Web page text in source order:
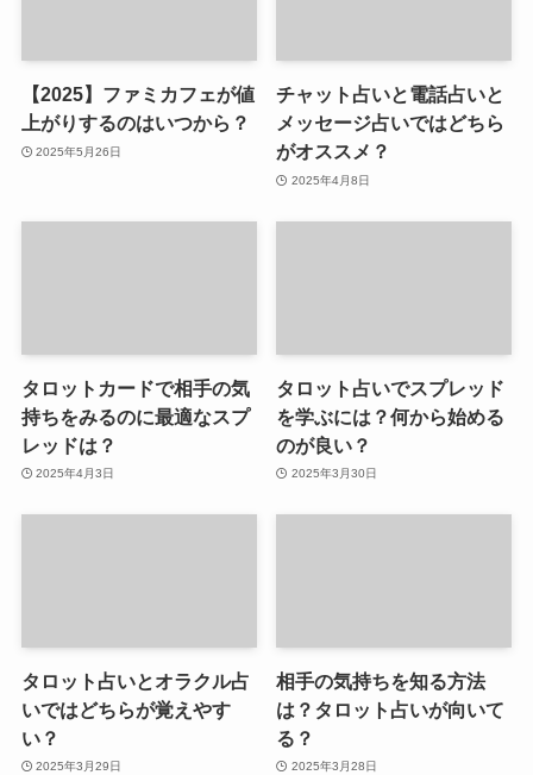
【2025】ファミカフェが値
上がりするのはいつから？
2025年5月26日
チャット占いと電話占いと
メッセージ占いではどちら
がオススメ？
2025年4月8日
タロットカードで相手の気
持ちをみるのに最適なスプ
レッドは？
2025年4月3日
タロット占いでスプレッド
を学ぶには？何から始める
のが良い？
2025年3月30日
タロット占いとオラクル占
いではどちらが覚えやす
い？
2025年3月29日
相手の気持ちを知る方法
は？タロット占いが向いて
る？
2025年3月28日